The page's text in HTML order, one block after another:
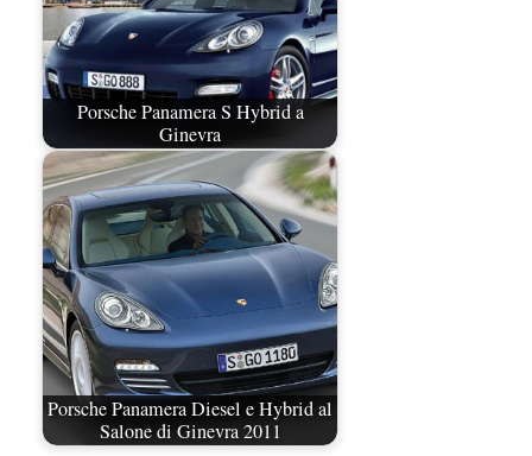
Porsche Panamera S Hybrid a
Ginevra
Porsche Panamera Diesel e Hybrid al
Salone di Ginevra 2011